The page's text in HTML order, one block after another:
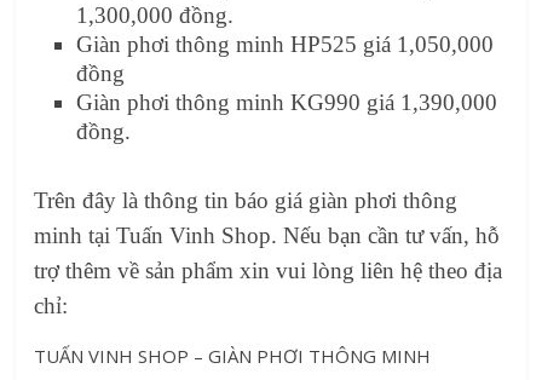
1,300,000 đồng.
Giàn phơi thông minh HP525 giá 1,050,000
đồng
Giàn phơi thông minh KG990 giá 1,390,000
đồng.
Trên đây là thông tin báo giá giàn phơi thông
minh tại Tuấn Vinh Shop. Nếu bạn cần tư vấn, hỗ
trợ thêm về sản phẩm xin vui lòng liên hệ theo địa
chỉ:
TUẤN VINH SHOP – GIÀN PHƠI THÔNG MINH